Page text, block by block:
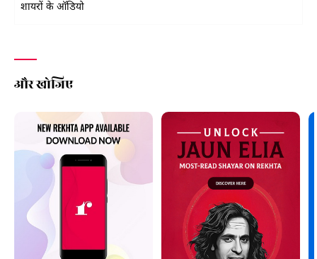
शायरों के ऑडियो
और खोजिए